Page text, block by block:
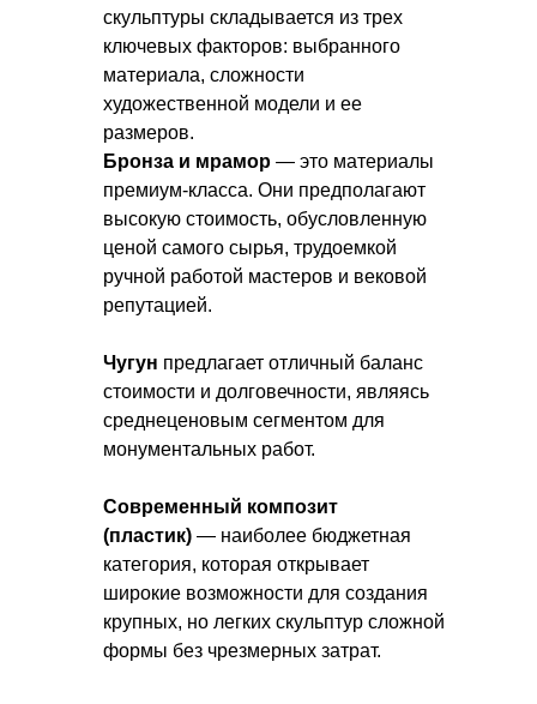
скульптуры складывается из трех
ключевых факторов: выбранного
материала, сложности
художественной модели и ее
размеров.
Бронза и мрамор — это материалы
премиум-класса. Они предполагают
высокую стоимость, обусловленную
ценой самого сырья, трудоемкой
ручной работой мастеров и вековой
репутацией.
Чугун предлагает отличный баланс
стоимости и долговечности, являясь
среднеценовым сегментом для
монументальных работ.
Современный композит
(пластик) — наиболее бюджетная
категория, которая открывает
широкие возможности для создания
крупных, но легких скульптур сложной
формы без чрезмерных затрат.